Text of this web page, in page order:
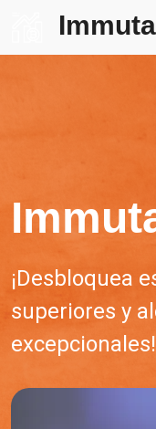
¡Desbloquea
superiores y
excepcionales!